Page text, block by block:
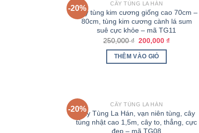
-20%
CÂY TÙNG LA HÁN
Cây tùng kim cương giống cao 70cm –
80cm, tùng kim cương cành lá sum
suê cực khỏe – mã TG11
250,000₫ 200,000 ₫
THÊM VÀO GIỎ
-20%
CÂY TÙNG LA HÁN
Cây Tùng La Hán, vạn niên tùng, cây
tùng nhật cao 1,5m, cây to, thẳng, cực
đẹp – mã TG08